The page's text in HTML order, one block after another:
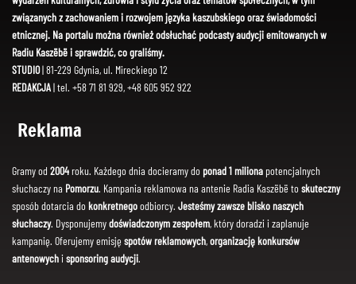
związanych z zachowaniem i rozwojem języka kaszubskiego oraz świadomości
etnicznej. Na portalu można również odsłuchać podcasty audycji emitowanych w
Radiu Kaszëbë i sprawdzić, co graliśmy.
STUDIO| 81-229 Gdynia, ul. Mireckiego 12
REDAKCJA| tel. +58 71 81 929, +48 605 952 922
Reklama
Gramy od 2004roku. Każdego dnia docieramy do ponad 1 miliona potencjalnych
słuchaczy na Pomorzu. Kampania reklamowa na antenie Radia Kaszëbë toskuteczny
sposób dotarcia dokonkretnegoodbiorcy. Jesteśmy zawsze blisko naszych
słuchaczy. Dysponujemydoświadczonym zespołem, który doradzi i zaplanuje
kampanię. Oferujemy emisję spotów reklamowych,organizację konkursów
antenowychi sponsoring audycji.